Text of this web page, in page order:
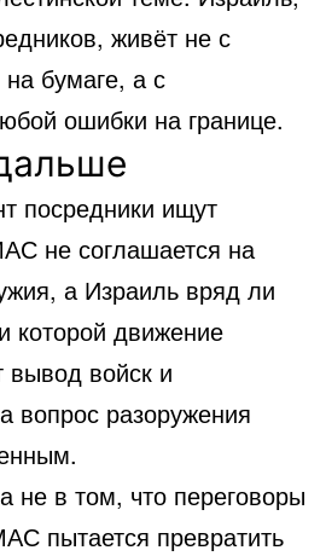
живёт не с
бумаге, а с
ошибки на границе.
посредники ищут
не соглашается на
а Израиль вряд ли
которой движение
вывод войск и
вопрос разоружения
не в том, что переговоры
пытается превратить